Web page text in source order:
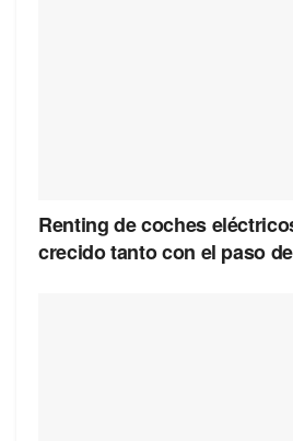
Renting de coches
crecido tanto con el paso